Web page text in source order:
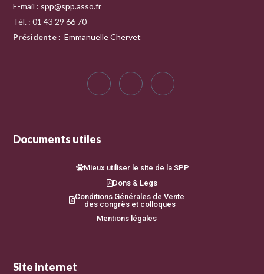
E-mail : spp@spp.asso.fr
Tél. : 01 43 29 66 70
Présidente : Emmanuelle Chervet
Documents utiles
Mieux utiliser le site de la SPP
Dons & Legs
Conditions Générales de Vente
des congrès et colloques
Mentions légales
Site internet